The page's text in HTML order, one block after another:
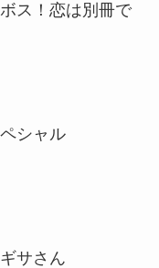
ス！恋は別冊で
シャル
サさん